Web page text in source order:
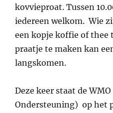
kovvieproat. Tussen
iedereen welkom. Wie
een kopje koffie of thee
praatje te maken kan
langskomen.
Deze keer staat de
Ondersteuning) op het